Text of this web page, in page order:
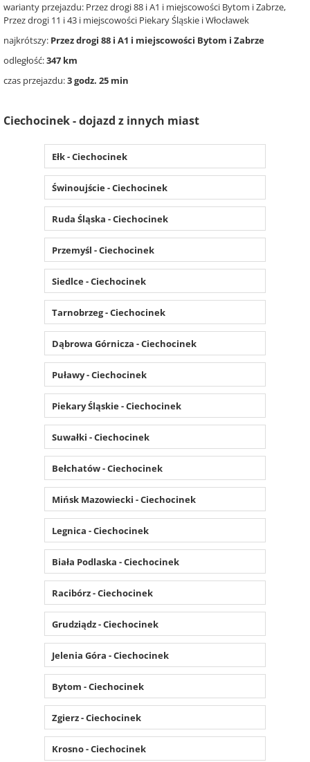
warianty przejazdu: Przez drogi 88 i A1 i miejscowości Bytom i Zabrze,
Przez drogi 11 i 43 i miejscowości Piekary Śląskie i Włocławek
najkrótszy: Przez drogi 88 i A1 i miejscowości Bytom i Zabrze
odległość:347 km
czas przejazdu:3 godz. 25 min
Ciechocinek - dojazd z innych miast
Ełk - Ciechocinek
Świnoujście - Ciechocinek
Ruda Śląska - Ciechocinek
Przemyśl - Ciechocinek
Siedlce - Ciechocinek
Tarnobrzeg - Ciechocinek
Dąbrowa Górnicza - Ciechocinek
Puławy - Ciechocinek
Piekary Śląskie - Ciechocinek
Suwałki - Ciechocinek
Bełchatów - Ciechocinek
Mińsk Mazowiecki - Ciechocinek
Legnica - Ciechocinek
Biała Podlaska - Ciechocinek
Racibórz - Ciechocinek
Grudziądz - Ciechocinek
Jelenia Góra - Ciechocinek
Bytom - Ciechocinek
Zgierz - Ciechocinek
Krosno - Ciechocinek